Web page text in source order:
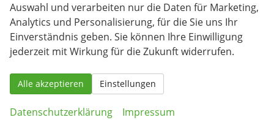
Mittelkonsole gepolstert
Multifunktions-Sportlenkrad in Leder, mit
Schaltwippen
Nichtraucherausführung - Ablagefach und 12-V-
Steckdose vorn
Pedale in Edelstahl gebürstet
Rücksitzbank längs verschiebbar, -lehne
Auswahl und verarbeiten nur die Daten für Marketing,
Analytics und Personalisierung, für die Sie uns Ihr
Einverständnis geben. Sie können Ihre Einwilligung
jederzeit mit Wirkung für die Zukunft widerrufen.
Alle akzeptieren Einstellungen
Datenschutzerklärung Impressum